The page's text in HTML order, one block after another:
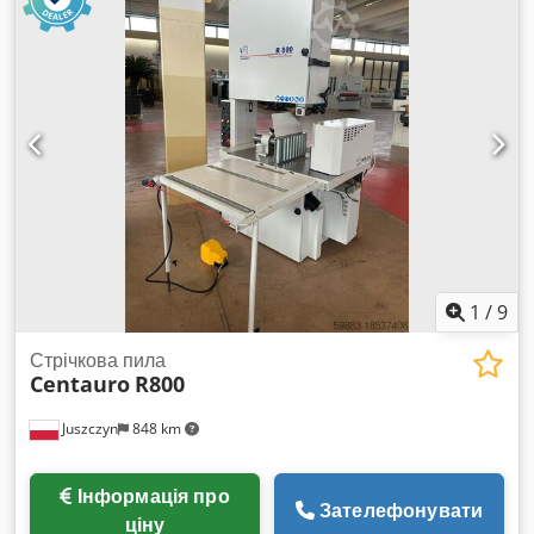
із дотиковим датчиком Максимальна відстань між центрами,
мм: 1300 Crodom Tz Tuopfx Amksf Максимальний діаметр,
мм: 250 Діаметр пінолі заднього центра, мм: 60 Хід пінолі
заднього центра, мм: 100 Швидкість подачі супорта, м/хв:
0/6 Швидкість зворотного ходу супорта, м/хв: 7,33 Частота
обертання шпинделя, об/хв:
900/1500/1800/2250/3000/4500
1 /9
Juszczyn 848 km
Стрічкова пила
Centauro R800
ціну
Зателефонувати